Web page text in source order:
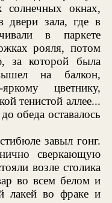
солнечных окнах,
двери зала, где в
в паркете
рояля, потом
за которой была
на балкон,
цветнику,
тенистой аллее...
обеда оставалось
завыл гонг.
сверкающую
возле столика
во всем белом и
лакей во фраке и